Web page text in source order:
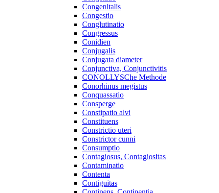
Congenitalis
Congestio
Conglutinatio
Congressus
Conidien
Conjugalis
Conjugata diameter
Conjunctiva, Conjunctivitis
CONOLLYSChe Methode
Conorhinus megistus
Conquassatio
Consperge
Constipatio alvi
Constituens
Constrictio uteri
Constrictor cunni
Consumptio
Contagiosus, Contagiositas
Contaminatio
Contenta
Contiguitas